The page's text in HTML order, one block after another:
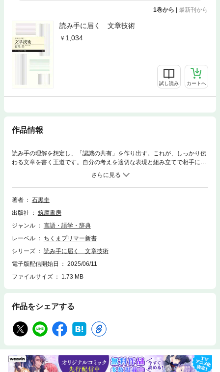
1巻から | 最新刊から
読み手に届く 文章技術
1,034
試し読み カートへ
作品情報
読み手の理解を想定し、「認識の共有」を作り出す。これが、しっかり伝
わる文章を書く王道です。自分の考えを適切な表現と組み立てで相手に届
ける一生モノの技術を具体例とともに紹介します。 【目次】第１章 差
分――書き手と読み手の知識の差／第２章 構成――整理の行き届いた文
章構成／第３章 視点――共感できる視点の設定／第４章 根拠――主張
を支える根拠の選定／第５章 定義――前提となるキーワードの定義／第
切な推敲／第８章 設計――初対面の相手のための情報設計／第９章 配
慮――読み手の印象への配慮／第10章 総合――文章が生まれる過程
著者
石黒圭
出版社
筑摩書房
ジャンル
言語・語学・辞典
レーベル
ちくまプリマー新書
シリーズ
読み手に届く 文章技術
電子版配信開始日
2025/06/11
ファイルサイズ
1.73 MB
作品をシェアする